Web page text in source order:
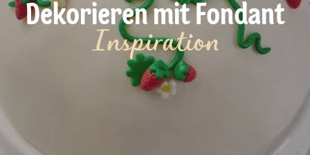
Dekorieren mit Fondant
Inspiration